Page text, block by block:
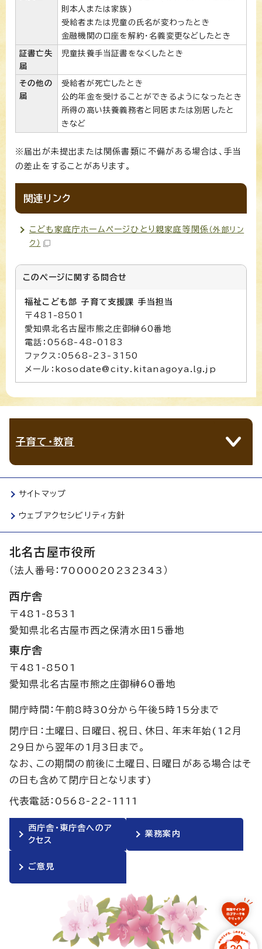
則本人または家族)
受給者または児童の氏名が変わったとき
金融機関の口座を解約・名義変更などしたとき
証書亡失
届
児童扶養手当証書をなくしたとき
その他の
届
受給者が死亡したとき
公的年金を受けることができるようになったとき
所得の高い扶養義務者と同居または別居したと
きなど
※届出が未提出または関係書類に不備がある場合は、手当
の差止をすることがあります。
関連リンク
こども家庭庁ホームページひとり親家庭等関係 （外部リン
ク）
このページに関する 問合せ
福祉こども部 子育て支援課 手当担当
〒481-8501
愛知県北名古屋市熊之庄御榊60番地
電話：0568-48-0183
ファクス：0568-23-3150
メール：kosodate@city.kitanagoya.lg.jp
子育て・教育
サイトマップ
ウェブアクセシビリティ方針
北名古屋市役所
（法人番号：7000020232343）
西庁舎
〒481-8531
愛知県北名古屋市西之保清水田15番地
東庁舎
〒481-8501
愛知県北名古屋市熊之庄御榊60番地
開庁時間：午前8時30分から午後5時15分まで
閉庁日：土曜日、日曜日、祝日、休日、年末年始(12月
29日から翌年の1月3日まで。
なお、この期間の前後に土曜日、日曜日がある場合はそ
の日も含めて閉庁日となります)
代表電話：0568-22-1111
西庁舎・東庁舎へのア
クセス
業務案内
ご意見